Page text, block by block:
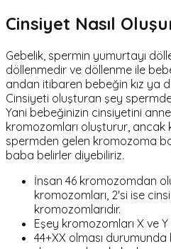
Cinsiyet Nasıl
Gebelik, spermin yumurtayı
döllenmedir ve döllenme ile
andan itibaren bebeğin kız ya
Cinsiyeti oluşturan şey
Yani bebeğinizin cinsiyetini
kromozomları oluşturur, ancak
spermden gelen kromozoma
baba belirler diyebiliriz.
İnsan 46 kromozomdan
kromozomları, 2'si ise
kromozomlarıdır.
Eşey kromozomları X ve
44+XX olması durumunda